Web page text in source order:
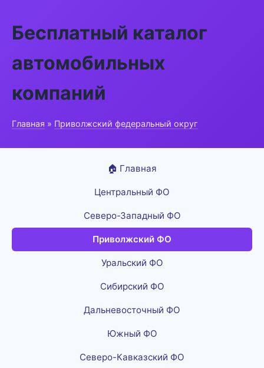
Бесплатный каталог
автомобильных
компаний
Главная » Приволжский федеральный округ
🏠 Главная
Центральный ФО
Северо-Западный ФО
Приволжский ФО
Уральский ФО
Сибирский ФО
Дальневосточный ФО
Южный ФО
Северо-Кавказский ФО